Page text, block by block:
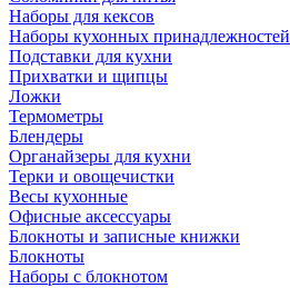
Наборы для кексов
Наборы кухонных принадлежностей
Подставки для кухни
Прихватки и щипцы
Ложки
Термометры
Блендеры
Органайзеры для кухни
Терки и овощечистки
Весы кухонные
Офисные аксессуары
Блокноты и записные книжки
Блокноты
Наборы с блокнотом